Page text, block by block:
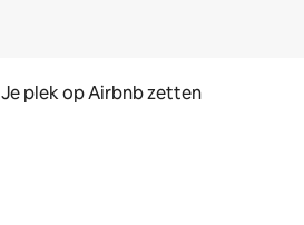
Je plek op Airbnb zetten